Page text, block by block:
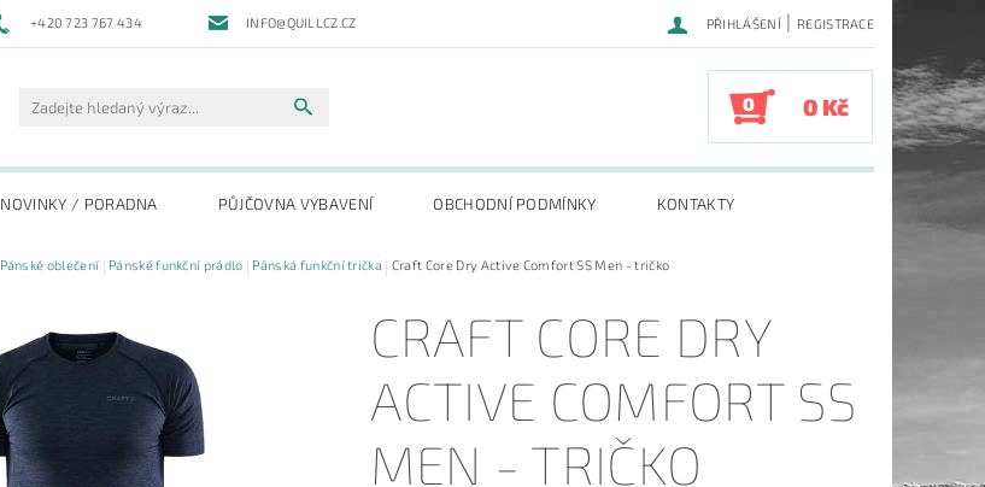
+420 723 767 434 INFO@QUILLCZ.CZ PŘIHLÁŠENÍ | REGISTRACE
0 0 Kč
NOVINKY / PORADNA PŮJČOVNA VYBAVENÍ OBCHODNÍ PODMÍNKY KONTAKTY
Pánské oblečení Pánské funkční prádlo Pánská funkční trička Craft Core Dry Active Comfort SS Men - tričko
CRAFT CORE DRY
ACTIVE COMFORT SS
MEN - TRIČKO